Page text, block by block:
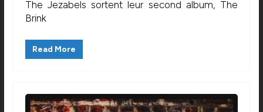
The Jezabels sortent leur second album, The
Brink
Read More